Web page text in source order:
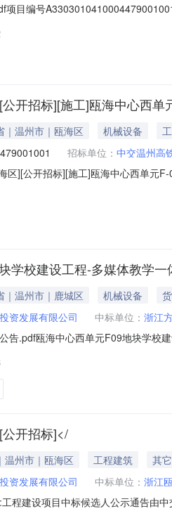
项目编号
公开招标][施工]瓯海中心西
｜温州市｜瓯海区 机械设备
招标单位： 中交温州高
区][公开招标][施工]瓯海中心西单
:中交温州高铁新城投资发展有限公
学校建设工程-多媒体教学
｜温州市｜鹿城区 机械设备
资发展有限公司 中标单位： 浙江
告.pdf瓯海中心西单元F­09地块学校
定，中标候选人为浙江方泰显示技
标
公开招标]</
温州市｜瓯海区 工程建筑
其它
资发展有限公司 中标单位： 浙江
程建设项目中标候选人公示通告由